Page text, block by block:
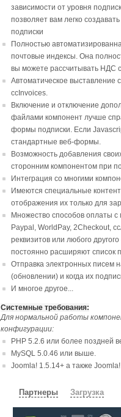
зависимости от уровня
позволяет вам легко
подписки
Полностью
почтовые индексы. Она
вы можете рассчитывать НДС
Автоматическое выставление
ccInvoices.
Включение и отключение
файлами компонент лучше
формы подписки. Если
стандартные веб-формы.
Возможность добавления
сторонним компонентом при
Интеграция со многими
Имеются специальные
отображения их только для
Множество способов оплаты
Paypal, WorldPay, 2Checkout,
реквизитов или любого
постоянно расширяют список
Отправка электронных писем
(обновлении) и когда их
И многое другое...
Системные требования:
Для нормальной работы
конфигурации:
PHP 5.2.6 или более поздней
MySQL 5.0.46 или выше.
Joomla! 1.5.14+ а также
Партнеры Загрузка